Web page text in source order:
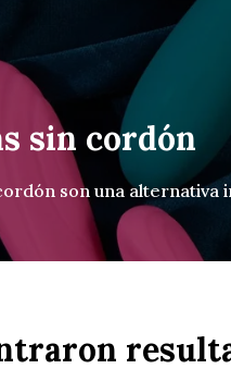
sin cordón
son una alternativa